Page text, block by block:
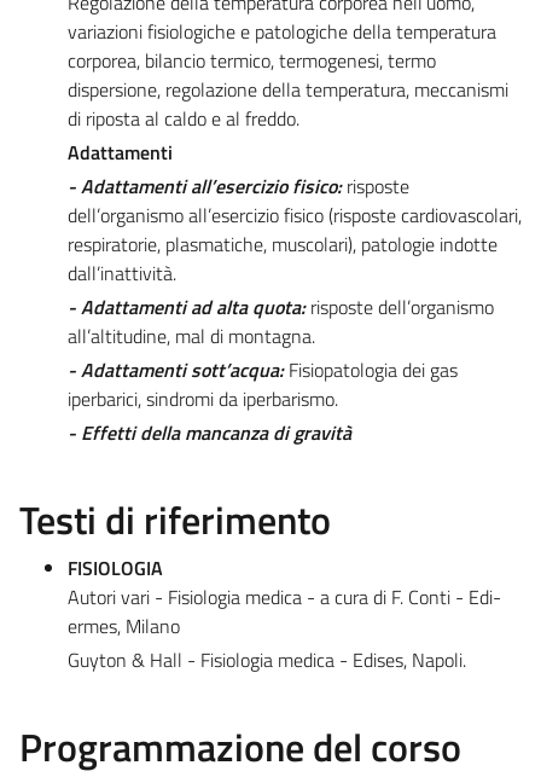
variazioni fisiologiche e patologiche della temperatura
corporea, bilancio termico, termogenesi, termo
dispersione, regolazione della temperatura, meccanismi
di riposta al caldo e al freddo.
Adattamenti
- Adattamenti all’esercizio fisico:risposte
dell’organismo all’esercizio fisico (risposte cardiovascolari,
respiratorie, plasmatiche, muscolari), patologie indotte
dall’inattività.
- Adattamenti ad alta quota:risposte dell’organismo
all’altitudine, mal di montagna.
- Adattamenti sott’acqua:Fisiopatologia dei gas
iperbarici, sindromi da iperbarismo.
- Effetti della mancanza di gravità
Testi di riferimento
FISIOLOGIA
Autori vari - Fisiologia medica - a cura di F. Conti - Edi-
ermes, Milano
Guyton & Hall - Fisiologia medica - Edises, Napoli.
Programmazione del corso